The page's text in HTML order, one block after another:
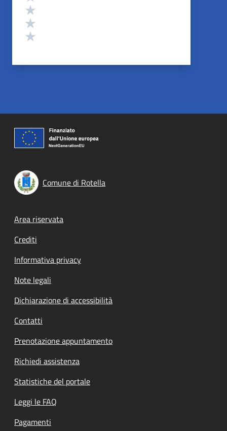
Comune di Rotella
Footer menu
Area riservata
Crediti
Informativa privacy
Note legali
Dichiarazione di accessibilità
Contatti
Prenotazione appuntamento
Richiedi assistenza
Statistiche del portale
Leggi le FAQ
Pagamenti